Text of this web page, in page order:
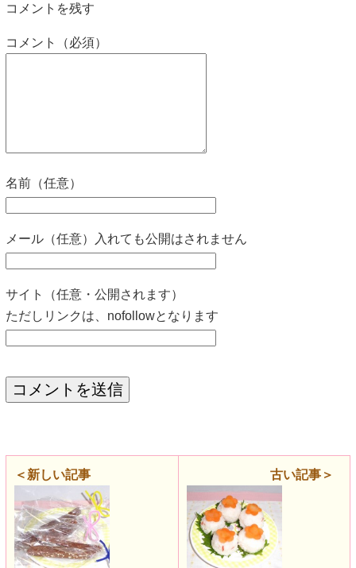
コメントを残す
コメント（必須）
名前（任意）
メール（任意）入れても公開はされません
サイト（任意・公開されます）
ただしリンクは、nofollowとなります
＜新しい記事 古い記事＞